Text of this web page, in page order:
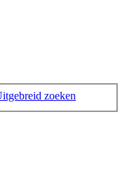
zoeken